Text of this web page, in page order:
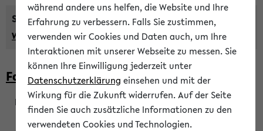
Semester:
WiSe 2026/2027 SoSe 2026 Previous...
Faculty of Biology
200923
während andere uns helfen, die Website und Ihre
Erfahrung zu verbessern. Falls Sie zustimmen,
verwenden wir Cookies und Daten auch, um Ihre
Interaktionen mit unserer Webseite zu messen. Sie
können Ihre Einwilligung jederzeit unter
Datenschutzerklärung einsehen und mit der
Wirkung für die Zukunft widerrufen. Auf der Seite
finden Sie auch zusätzliche Informationen zu den
verwendeten Cookies und Technologien.